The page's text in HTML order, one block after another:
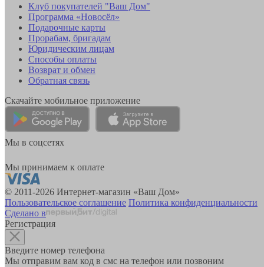
Клуб покупателей "Ваш Дом"
Программа «Новосёл»
Подарочные карты
Прорабам, бригадам
Юридическим лицам
Способы оплаты
Возврат и обмен
Обратная связь
Скачайте мобильное приложение
Мы в соцсетях
Мы принимаем к оплате
© 2011-2026 Интернет-магазин «Ваш Дом»
Пользовательское соглашение Политика конфиденциальности
Сделано в
Регистрация
Введите номер телефона
Мы отправим вам код в смс на телефон или позвоним